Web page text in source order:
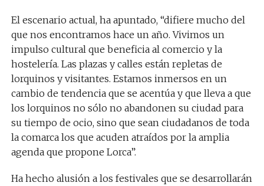
El escenario actual, ha apuntado, “difiere mucho del
que nos encontramos hace un año. Vivimos un
impulso cultural que beneficia al comercio y la
hostelería. Las plazas y calles están repletas de
lorquinos y visitantes. Estamos inmersos en un
cambio de tendencia que se acentúa y que lleva a que
los lorquinos no sólo no abandonen su ciudad para
su tiempo de ocio, sino que sean ciudadanos de toda
la comarca los que acuden atraídos por la amplia
agenda que propone Lorca”.
Ha hecho alusión a los festivales que se desarrollarán